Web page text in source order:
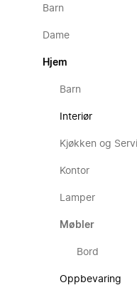
Barn
Dame
Hjem
Barn
Interiør
Kjøkken og
Kontor
Lamper
Møbler
Bord
Oppbevaring